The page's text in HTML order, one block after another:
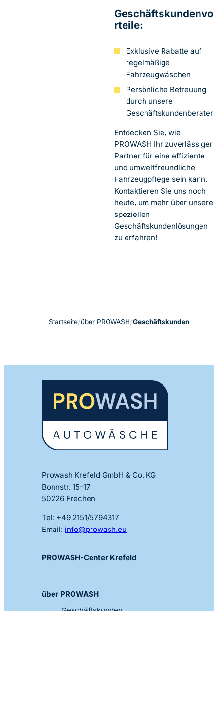
Geschäftskundenvo
rteile:
Exklusive Rabatte auf
regelmäßige
Fahrzeugwäschen
Persönliche Betreuung
durch unsere
Geschäftskundenberater
Entdecken Sie, wie
PROWASH Ihr zuverlässiger
Partner für eine effiziente
und umweltfreundliche
Fahrzeugpflege sein kann.
Kontaktieren Sie uns noch
heute, um mehr über unsere
speziellen
Geschäftskundenlösungen
zu erfahren!
Startseite über PROWASH Geschäftskunden
Prowash Krefeld GmbH & Co. KG
Bonnstr. 15-17
50226 Frechen
Tel: +49 2151/5794317
Email: info@prowash.eu
PROWASH-Center Krefeld
über PROWASH
Geschäftskunden